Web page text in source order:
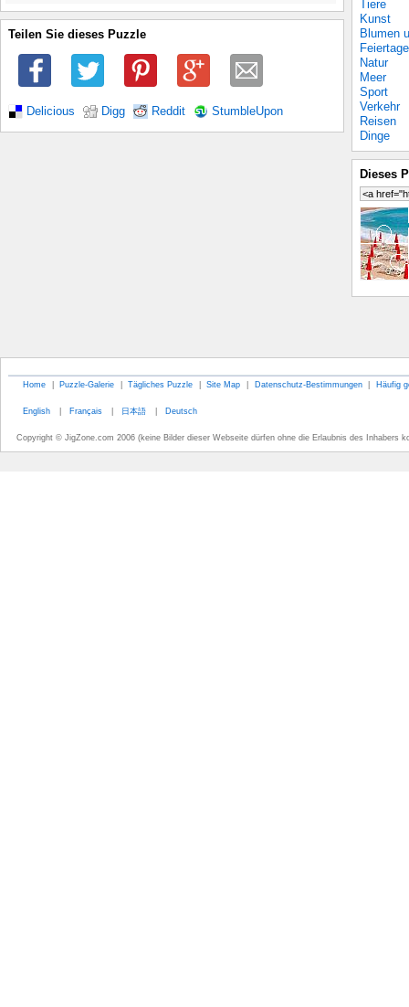
Teilen Sie dieses Puzzle
Delicious Digg Reddit StumbleUpon
Tiere
Kunst
Blumen
Feiertage
Natur
Meer
Sport
Verkehr
Reisen
Dinge
Dieses
Home | Puzzle-Galerie | Tägliches Puzzle | Site Map | Datenschutz-Bestimmungen | Häufig
English | Français | 日本語 | Deutsch
Copyright © JigZone.com 2006 (keine Bilder dieser Webseite dürfen ohne die Erlaubnis des Inhabers